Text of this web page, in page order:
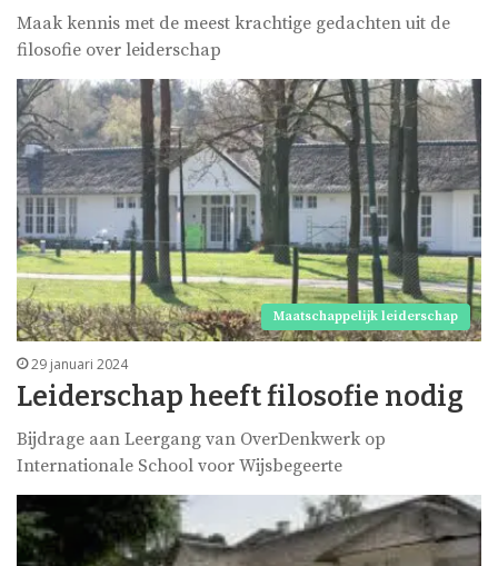
Maak kennis met de meest krachtige gedachten uit de
filosofie over leiderschap
Maatschappelijk leiderschap
29 januari 2024
Leiderschap heeft filosofie nodig
Bijdrage aan Leergang van OverDenkwerk op
Internationale School voor Wijsbegeerte